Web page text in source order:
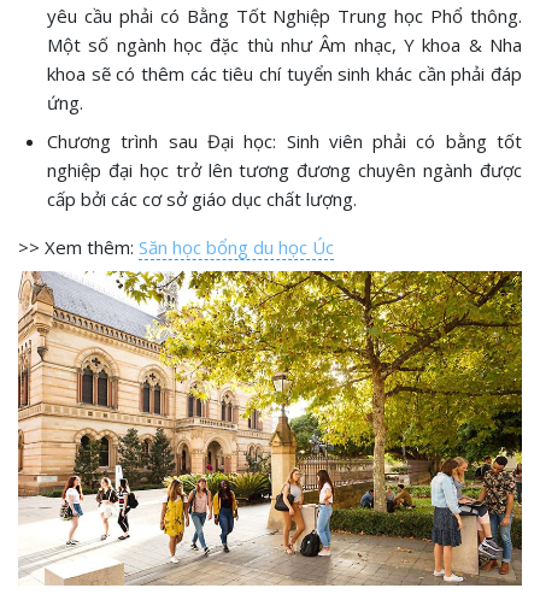
yêu cầu phải có Bằng Tốt Nghiệp Trung học Phổ thông.
Một số ngành học đặc thù như Âm nhạc, Y khoa & Nha
khoa sẽ có thêm các tiêu chí tuyển sinh khác cần phải đáp
ứng.
Chương trình sau Đại học: Sinh viên phải có bằng tốt
nghiệp đại học trở lên tương đương chuyên ngành được
cấp bởi các cơ sở giáo dục chất lượng.
>> Xem thêm: Săn học bổng du học Úc